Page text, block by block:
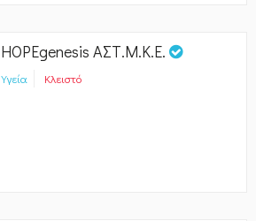
HOPEgenesis ΑΣΤ.Μ.Κ.Ε.
Υγεία Κλειστό